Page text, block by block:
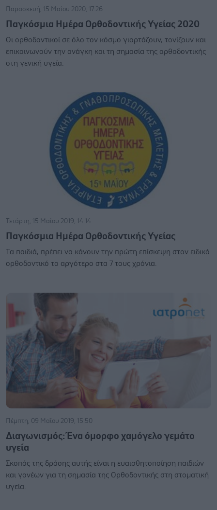
Παρασκευή, 15 Μαΐου 2020, 17:26
Παγκόσμια Ημέρα Ορθοδοντικής Υγείας 2020
Οι ορθοδοντικοί σε όλο τον κόσμο γιορτάζουν, τονίζουν και
επικοινωνούν την ανάγκη και τη σημασία της ορθοδοντικής
στη γενική υγεία.
Τετάρτη, 15 Μαΐου 2019, 14:14
Παγκόσμια Ημέρα Ορθοδοντικής Υγείας
Τα παιδιά, πρέπει να κάνουν την πρώτη επίσκεψη στον ειδικό
ορθοδοντικό το αργότερο στα 7 τους χρόνια.
Πέμπτη, 09 Μαΐου 2019, 15:50
Διαγωνισμός: Ένα όμορφο χαμόγελο γεμάτο
υγεία
Σκοπός της δράσης αυτής είναι η ευαισθητοποίηση παιδιών
και γονέων για τη σημασία της Ορθοδοντικής στη στοματική
υγεία.